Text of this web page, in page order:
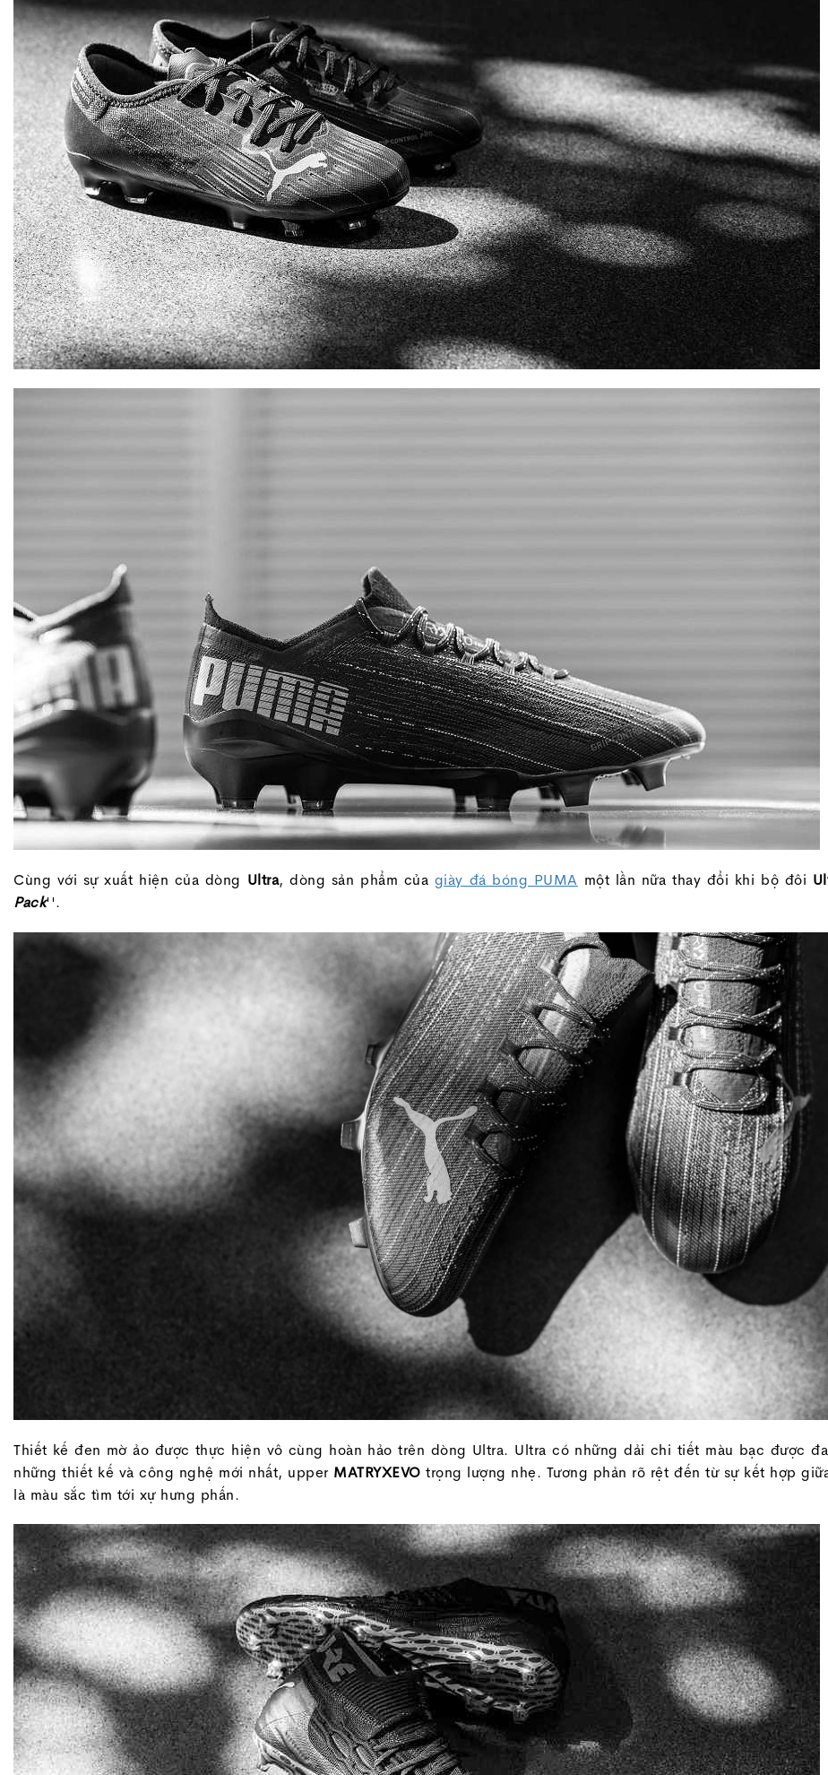
Cùng với sự xuất hiện của dòng Ultra, dòng sản phẩm của giày đá bóng PUMA một lần nữa thay đổi khi bộ đôi
Pack''.
Thiết kế đen mờ ảo được thực hiện vô cùng hoàn hảo trên dòng Ultra. Ultra có những dải chi tiết màu bạc được
những thiết kế và công nghệ mới nhất, upper MATRYXEVO trọng lượng nhẹ. Tương phản rõ rệt đến từ sự kết hợp
là màu sắc tìm tới xự hưng phấn.